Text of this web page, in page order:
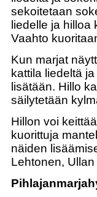
sekoitetaan
liedelle ja hilloa
Vaahto
Kun marjat
kattila liedeltä
lisätään. Hillo
säilytetään
Hillon voi
kuorittuja
näiden
Lehtonen, Ullan